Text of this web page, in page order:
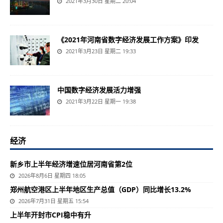
《2021年河南省数字经济发展工作方案》印发
2021年3月23日 星期二 19:33
中国数字经济发展活力增强
2021年3月22日 星期一 19:38
经济
新乡市上半年经济增速位居河南省第2位
2026年8月6日 星期四 18:05
郑州航空港区上半年地区生产总值（GDP）同比增长13.2%
2026年7月31日 星期五 15:54
上半年开封市CPI稳中有升